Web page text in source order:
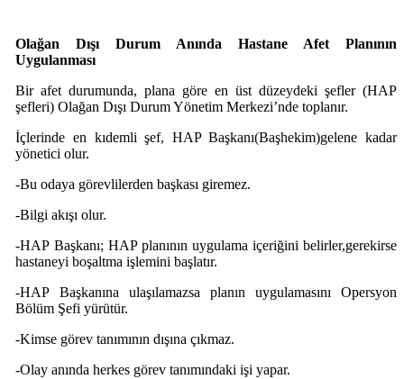
Olağan Dışı Durum Anında Hastane Afet Planının
Uygulanması
Bir afet durumunda, plana göre en üst düzeydeki şefler (HAP
şefleri) Olağan Dışı Durum Yönetim Merkezi’nde toplanır.
İçlerinde en kıdemli şef, HAP Başkanı(Başhekim)gelene kadar
yönetici olur.
-Bu odaya görevlilerden başkası giremez.
-Bilgi akışı olur.
-HAP Başkanı; HAP planının uygulama içeriğini belirler,gerekirse
hastaneyi boşaltma işlemini başlatır.
-HAP Başkanına ulaşılamazsa planın uygulamasını Opersyon
Bölüm Şefi yürütür.
-Kimse görev tanımının dışına çıkmaz.
-Olay anında herkes görev tanımındaki işi yapar.